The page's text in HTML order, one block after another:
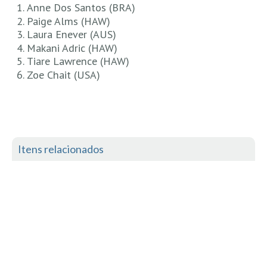
Acessórios de moda
Cursos de Shape
Contactos
Contactos Surftotal
Anne Dos Santos (BRA)
Paige Alms (HAW)
Laura Enever (AUS)
Makani Adric (HAW)
Tiare Lawrence (HAW)
Zoe Chait (USA)
Itens relacionados